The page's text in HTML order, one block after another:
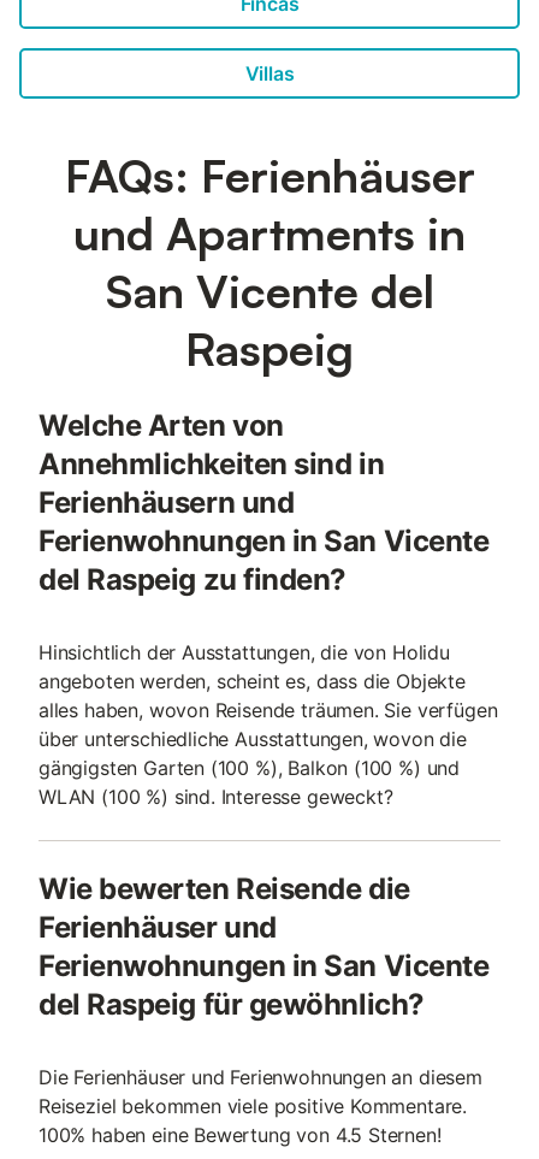
Villas
FAQs: Ferienhäuser
und Apartments in
San Vicente del
Raspeig
Welche Arten von
Annehmlichkeiten sind in
Ferienhäusern und
Ferienwohnungen in San Vicente
del Raspeig zu finden?
Hinsichtlich der Ausstattungen, die von Holidu
angeboten werden, scheint es, dass die Objekte
alles haben, wovon Reisende träumen. Sie verfügen
über unterschiedliche Ausstattungen, wovon die
gängigsten Garten (100 %), Balkon (100 %) und
WLAN (100 %) sind. Interesse geweckt?
Wie bewerten Reisende die
Ferienhäuser und
Ferienwohnungen in San Vicente
del Raspeig für gewöhnlich?
Die Ferienhäuser und Ferienwohnungen an diesem
Reiseziel bekommen viele positive Kommentare.
100% haben eine Bewertung von 4.5 Sternen!